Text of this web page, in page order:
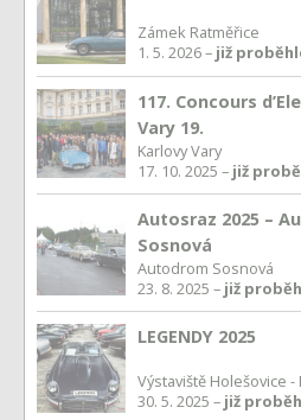
Zámek Ratměřice
1. 5. 2026 – již
117. Concours
Vary 19.
Karlovy Vary
17. 10. 2025 – již
Autosraz 2025 –
Sosnová
Autodrom Sosnová
23. 8. 2025 – již
LEGENDY 2025
Výstaviště Holešovice -
30. 5. 2025 – již